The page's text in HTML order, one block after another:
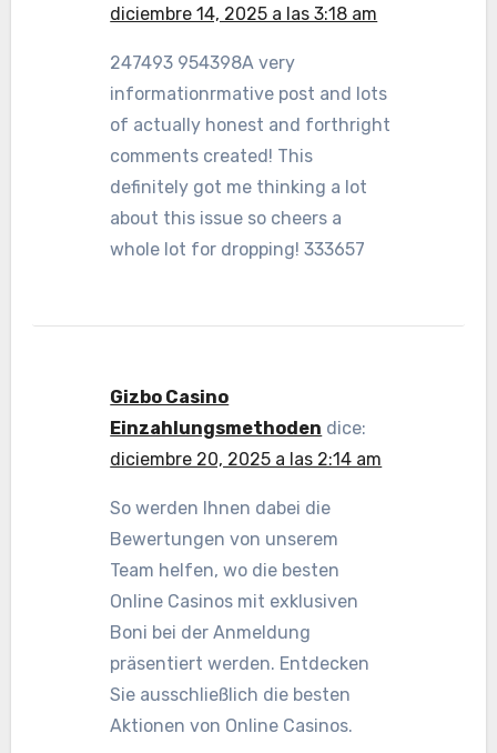
diciembre 14, 2025 a las 3:18 am
247493 954398A very
informationrmative post and lots
of actually honest and forthright
comments created! This
definitely got me thinking a lot
about this issue so cheers a
whole lot for dropping! 333657
Gizbo Casino
Einzahlungsmethoden dice:
diciembre 20, 2025 a las 2:14 am
So werden Ihnen dabei die
Bewertungen von unserem
Team helfen, wo die besten
Online Casinos mit exklusiven
Boni bei der Anmeldung
präsentiert werden. Entdecken
Sie ausschließlich die besten
Aktionen von Online Casinos.